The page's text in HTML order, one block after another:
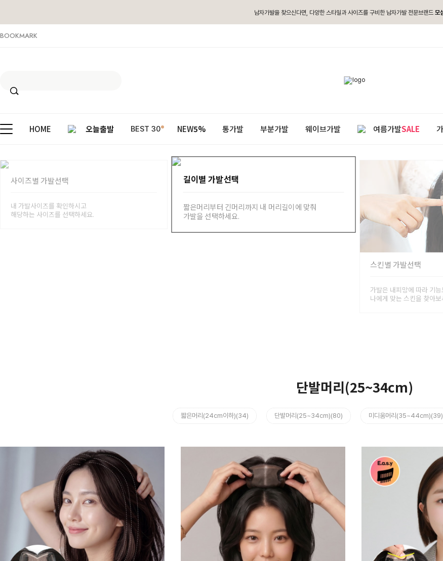
남자가발을 찾으신다면, 다양한 스타일과 사이즈를 구비한 남자가발 전문브랜드 모
BOOKMARK
HOME 오늘출발 BEST 30 NEW5% 통가발 부분가발 웨이브가발 여름가발SALE
사이즈별 가발선택
내 가발사이즈를 확인하시고
해당하는 사이즈를 선택하세요.
길이별 가발선택
짧은머리부터 긴머리까지 내 머리길이에 맞춰
가발을 선택하세요.
스킨별 가발선택
가발은 내피망에 따라 기
나에게 맞는 스킨을 찾아보
단발머리(25~34cm)
짧은머리(24cm이하)(34) 단발머리(25~34cm)(80) 미디움머리(35~44cm)(39)